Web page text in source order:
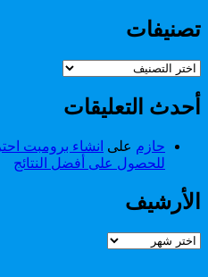
تصنيفات
تصنيفات
أحدث التعليقات
حازم على انشاء برومبت
للحصول على أفضل النتائج
الأرشيف
الأرشيف